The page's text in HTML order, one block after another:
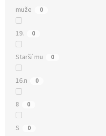
muže 0
19. 0
Starší mu 0
16.n 0
8 0
S 0